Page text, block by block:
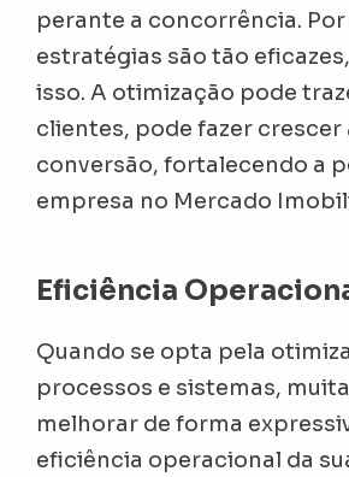
perante a concorrência. Por
estratégias são tão
isso. A otimização pode
clientes, pode fazer crescer
conversão, fortalecendo a
empresa no Mercado
Eficiência
Quando se opta pela
processos e sistemas,
melhorar de forma
eficiência operacional da